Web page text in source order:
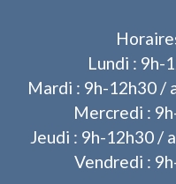
Lundi : 9h-
Mardi : 9h-12h30 /
Mercredi :
Jeudi : 9h-12h30 /
Vendredi :